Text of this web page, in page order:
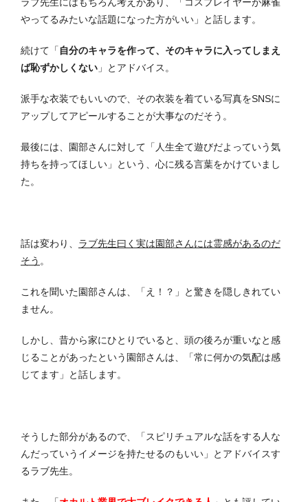
やってるみたいな話題になった方がいい」と話します。
続けて「 自分のキャラを作って、そのキャラに入ってしまえ
ば恥ずかしくない 」とアドバイス。
派手な衣装でもいいので、その衣装を着ている写真をSNSに
アップしてアピールすることが大事なのだそう。
最後には、園部さんに対して「人生全て遊びだよっていう気
持ちを持ってほしい」という、心に残る言葉をかけていまし
た。
話は変わり、 ラブ先生曰く実は園部さんには霊感があるのだ
そう 。
これを聞いた園部さんは、「え！？」と驚きを隠しきれてい
ません。
しかし、昔から家にひとりでいると、頭の後ろが重いなと感
じることがあったという園部さんは、「常に何かの気配は感
じてます」と話します。
そうした部分があるので、「スピリチュアルな話をする人な
んだっていうイメージを持たせるのもいい」とアドバイスす
るラブ先生。